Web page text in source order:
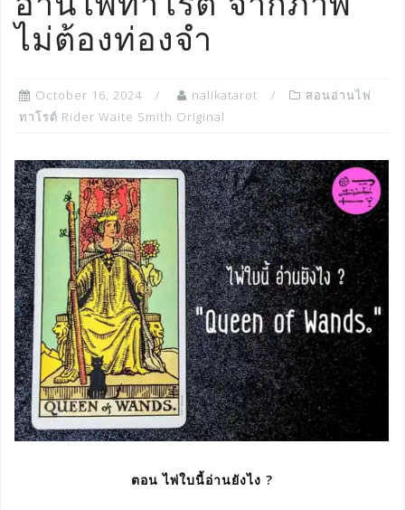
อ่านไพ่ทาโรต์ จากภาพ
ไม่ต้องท่องจำ
October 16, 2024 nalikatarot
สอนอ่านไพ่
ทาโรต์ Rider Waite Smith Original
ตอน ไพ่ใบนี้อ่านยังไง ?